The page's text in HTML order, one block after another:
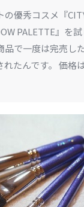
優秀コスメ『
PALETTE』を試
品で一度は完売し
たんです。 価格